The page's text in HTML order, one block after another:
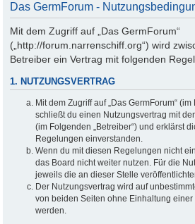
Das GermForum -
Mit dem Zugriff auf „Das GermForum“
(„http://forum.narrenschiff.org“) wird
Betreiber ein Vertrag mit folgenden
1. NUTZUNGSVERTRAG
Mit dem Zugriff auf „Das GermForum“
schließt du einen Nutzungsvertrag mit
(im Folgenden „Betreiber“) und erklärst
Regelungen einverstanden.
Wenn du mit diesen Regelungen nicht
das Board nicht weiter nutzen. Für die
jeweils die an dieser Stelle
Der Nutzungsvertrag wird auf
von beiden Seiten ohne Einhaltung
werden.